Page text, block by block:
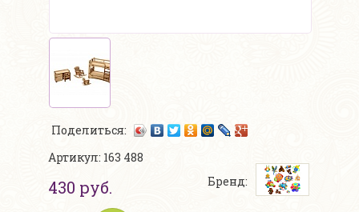
Поделиться:
Артикул: 163 488
430 руб. Бренд: